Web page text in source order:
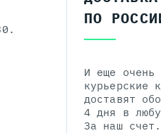
ПО
И еще очень
курьерские
доставят
4 дня в
За наш счет.